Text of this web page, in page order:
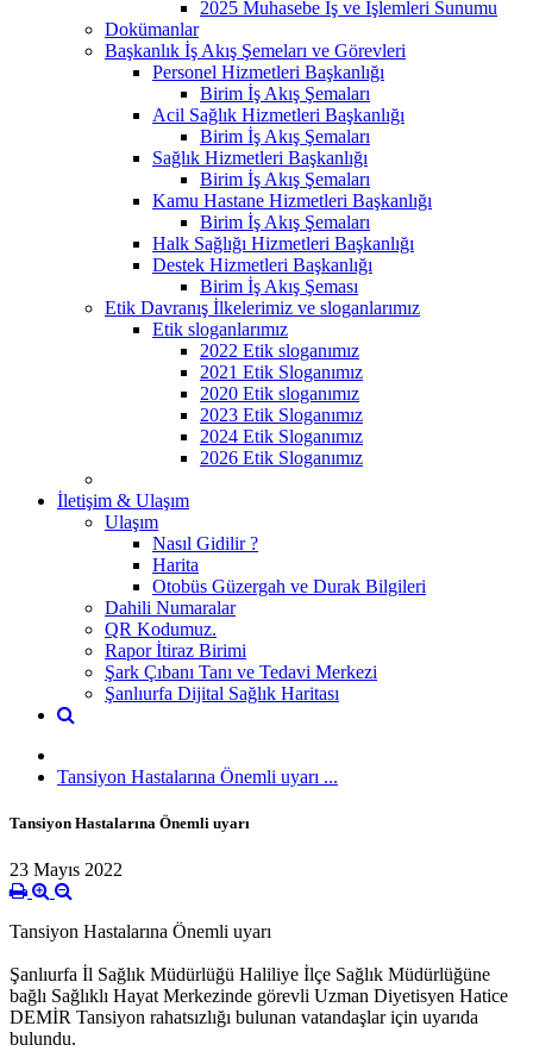
2025 Muhasebe İş ve İşlemleri Sunumu
Dokümanlar
Başkanlık İş Akış Şemeları ve Görevleri
Personel Hizmetleri Başkanlığı
Birim İş Akış Şemaları
Acil Sağlık Hizmetleri Başkanlığı
Birim İş Akış Şemaları
Sağlık Hizmetleri Başkanlığı
Birim İş Akış Şemaları
Kamu Hastane Hizmetleri Başkanlığı
Birim İş Akış Şemaları
Halk Sağlığı Hizmetleri Başkanlığı
Destek Hizmetleri Başkanlığı
Birim İş Akış Şeması
Etik Davranış İlkelerimiz ve sloganlarımız
Etik sloganlarımız
2022 Etik sloganımız
2021 Etik Sloganımız
2020 Etik sloganımız
2023 Etik Sloganımız
2024 Etik Sloganımız
2026 Etik Sloganımız
İletişim & Ulaşım
Ulaşım
Nasıl Gidilir ?
Harita
Otobüs Güzergah ve Durak Bilgileri
Dahili Numaralar
QR Kodumuz.
Rapor İtiraz Birimi
Şark Çıbanı Tanı ve Tedavi Merkezi
Şanlıurfa Dijital Sağlık Haritası
Tansiyon Hastalarına Önemli uyarı ...
Tansiyon Hastalarına Önemli uyarı
23 Mayıs 2022
Tansiyon Hastalarına Önemli uyarı
Şanlıurfa İl Sağlık Müdürlüğü Haliliye İlçe Sağlık Müdürlüğüne
bağlı Sağlıklı Hayat Merkezinde görevli Uzman Diyetisyen Hatice
DEMİR Tansiyon rahatsızlığı bulunan vatandaşlar için uyarıda
bulundu.